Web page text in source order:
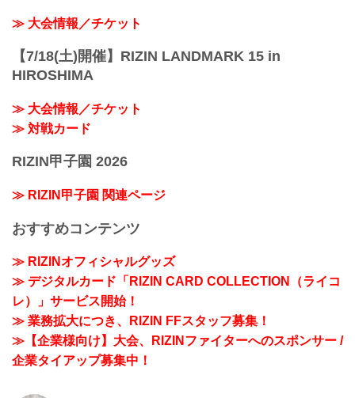
≫ 大会情報／チケット
【7/18(土)開催】RIZIN LANDMARK 15 in
HIROSHIMA
≫ 大会情報／チケット
≫ 対戦カード
RIZIN甲子園 2026
≫ RIZIN甲子園 関連ページ
おすすめコンテンツ
≫ RIZINオフィシャルグッズ
≫ デジタルカード「RIZIN CARD COLLECTION（ライコ
レ）」サービス開始！
≫ 業務拡大につき、RIZIN FFスタッフ募集！
≫【企業様向け】大会、RIZINファイターへのスポンサー /
企業タイアップ募集中！